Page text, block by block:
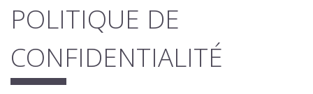
POLITIQUE DE
CONFIDENTIALITÉ